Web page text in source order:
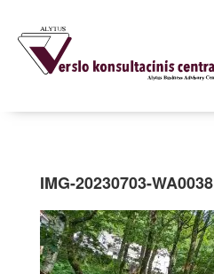
IMG-20230703-WA0038